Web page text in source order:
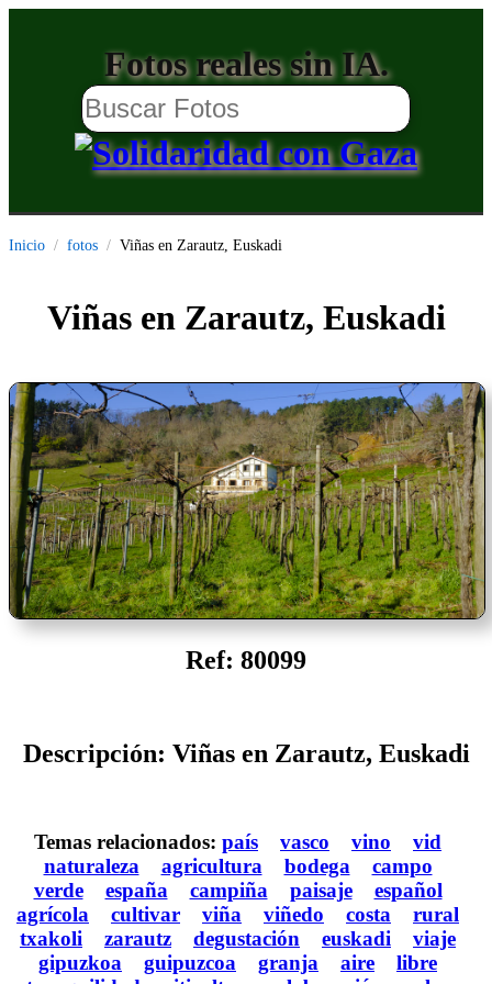
Fotos reales sin IA.
Inicio fotos Viñas en Zarautz, Euskadi
Viñas en Zarautz, Euskadi
Ref: 80099
Descripción: Viñas en Zarautz, Euskadi
Temas relacionados: país vasco vino
vid
naturaleza
agricultura bodega
campo
verde
españa campiña paisaje
español
agrícola
cultivar viña viñedo costa
rural
txakoli
zarautz degustación euskadi
viaje
gipuzkoa
guipuzcoa granja aire
libre